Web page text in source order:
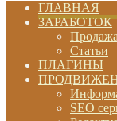
ГЛАВНАЯ
ЗАРАБОТОК
Статьи
ПЛАГИНЫ
SEO